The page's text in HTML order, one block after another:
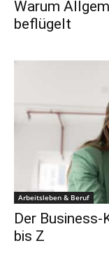
Warum
beflügelt
Arbeitsleben & Beruf
Der
bis Z